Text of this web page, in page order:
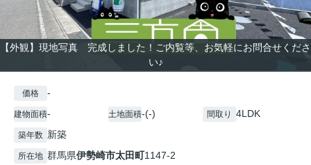
【外観】現地写真 完成しました！ご内覧等、お気軽にお問合せくださ
い♪
価格 -
建物面積- 土地面積-(-) 間取り 4LDK
築年数 新築
所在地 群馬県伊勢崎市太田町1147-2